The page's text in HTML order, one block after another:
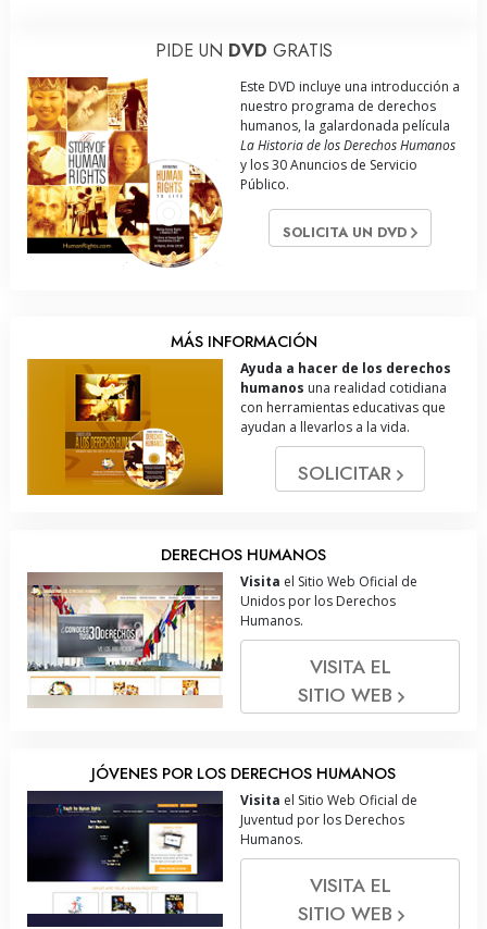
PIDE UN DVD GRATIS
Este DVD incluye una introducción a
nuestro programa de derechos
humanos, la galardonada película
La Historia de los Derechos Humanos
y los 30 Anuncios de Servicio
Público.
SOLICITA UN DVD
MÁS INFORMACIÓN
Ayuda a hacer de los derechos
humanos una realidad cotidiana
con herramientas educativas que
ayudan a llevarlos a la vida.
SOLICITAR
DERECHOS HUMANOS
Visita el Sitio Web Oficial de
Unidos por los Derechos
Humanos.
VISITA EL
SITIO WEB
JÓVENES POR LOS DERECHOS HUMANOS
Visita el Sitio Web Oficial de
Juventud por los Derechos
Humanos.
VISITA EL
SITIO WEB